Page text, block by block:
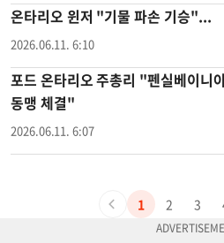
온타리오 윈저 "기물 파손 기승"...
2026.06.11. 6:10
포드 온타리오 주총리 "펜실베이니
동맹 체결"
2026.06.11. 6:07
1 2 3